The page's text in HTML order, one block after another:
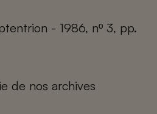
- 1986, nº 3, pp.
de nos archives